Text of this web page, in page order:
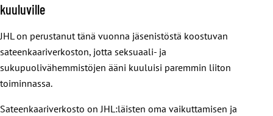
kuuluville
JHL on perustanut tänä vuonna jäsenistöstä koostuvan
sateenkaariverkoston, jotta seksuaali- ja
sukupuolivähemmistöjen ääni kuuluisi paremmin liiton
toiminnassa.
Sateenkaariverkosto on JHL:läisten oma vaikuttamisen ja